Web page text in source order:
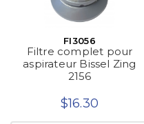
FI3056
Filtre complet pour
aspirateur Bissel Zing
2156
$16.30